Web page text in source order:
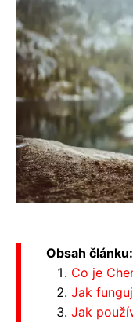
Obsah článku:
Co je
Jak
Jak